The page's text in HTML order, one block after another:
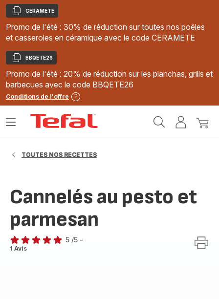
Copier
CERAMETE
Promo de l'été : 30% de réduction sur toutes nos poêles
et casseroles en céramique avec le code CERAMETE
Copier
BBQETE26
Promo de l'été : 20% de réduction sur les planchas, grills et
barbecues avec le code BBQETE26
Conditions de l'offre
MonMon
Ouvrir
TOUTES NOS RECETTES
Cannelés au pesto et
parmesan
Avis
5 /5 -
1 Avis